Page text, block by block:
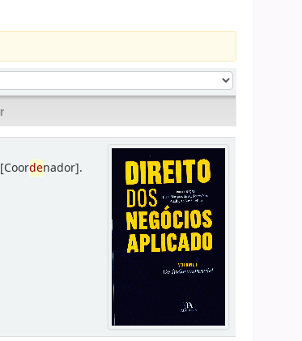
[Coordenador].